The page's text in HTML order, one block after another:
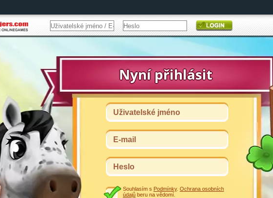
Souhlasím s Podmínky. Ochrana osobních
údajů beru na vědomí.